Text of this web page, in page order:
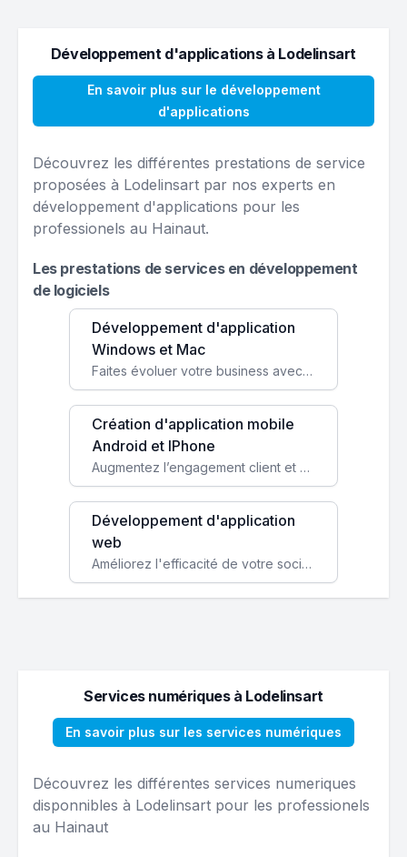
Développement d'applications à Lodelinsart
En savoir plus sur le développement
d'applications
Découvrez les différentes prestations de service
proposées à Lodelinsart par nos experts en
développement d'applications pour les
professionels au Hainaut.
Les prestations de services en développement
de logiciels
Développement d'application
Windows et Mac
Faites évoluer votre business avec des solutions logicielles personnalisées, parfaitement adaptées à vos besoins spécifiques.
Création d'application mobile
Android et IPhone
Augmentez l’engagement client et simplifiez vos processus avec une application mobile sur mesure, disponible sur iOS et Android.
Développement d'application
web
Améliorez l'efficacité de votre société avec une application web personnalisée accessible partout et tout le temps.
Services numériques à Lodelinsart
En savoir plus sur les services numériques
Découvrez les différentes services numeriques
disponnibles à Lodelinsart pour les professionels
au Hainaut